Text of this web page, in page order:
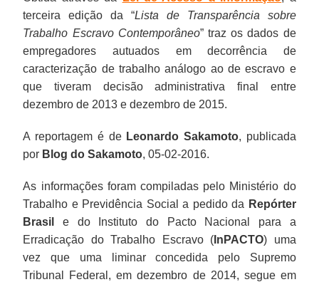
terceira edição da “Lista de Transparência sobre
Trabalho Escravo Contemporâneo” traz os dados de
empregadores autuados em decorrência de
caracterização de trabalho análogo ao de escravo e
que tiveram decisão administrativa final entre
dezembro de 2013 e dezembro de 2015.
A reportagem é de Leonardo Sakamoto, publicada
por Blog do Sakamoto,05-02-2016.
As informações foram compiladas pelo Ministério do
Trabalho e Previdência Social a pedido da Repórter
Brasil
e do Instituto do Pacto Nacional para a
Erradicação do Trabalho Escravo ( InPACTO) uma
vez que uma liminar concedida pelo Supremo
Tribunal Federal, em dezembro de 2014, segue em